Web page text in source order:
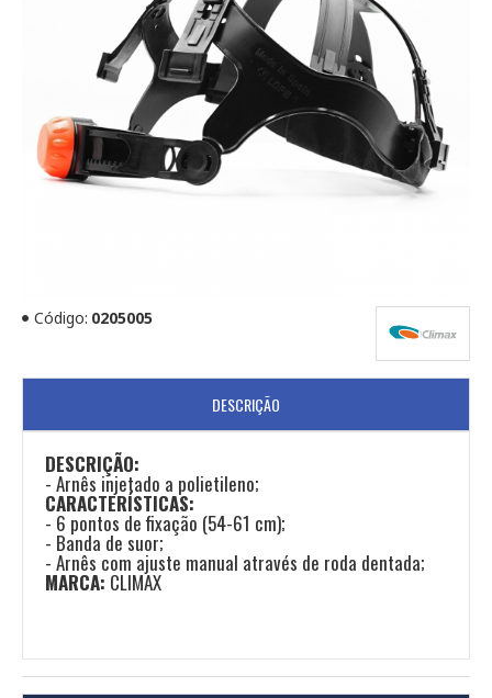
Código: 0205005
DESCRIÇÃO
DESCRIÇÃO:
- Arnês injetado a polietileno;
CARACTERÍSTICAS:
- 6 pontos de fixação (54-61 cm);
- Banda de suor;
- Arnês com ajuste manual através de roda dentada;
MARCA: CLIMAX